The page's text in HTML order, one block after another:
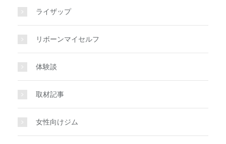
ライザップ
リボーンマイセルフ
体験談
取材記事
女性向けジム